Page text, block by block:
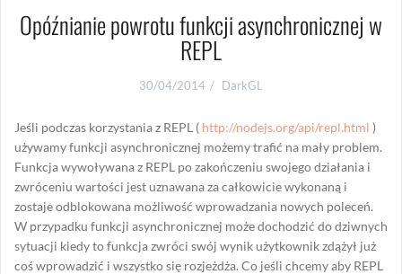
Opóźnianie powrotu funkcji asynchronicznej w
REPL
30/04/2014 DarkGL
Jeśli podczas korzystania z REPL ( http://nodejs.org/api/repl.html )
używamy funkcji asynchronicznej możemy trafić na mały problem.
Funkcja wywoływana z REPL po zakończeniu swojego działania i
zwróceniu wartości jest uznawana za całkowicie wykonaną i
zostaje odblokowana możliwość wprowadzania nowych poleceń.
W przypadku funkcji asynchronicznej może dochodzić do dziwnych
sytuacji kiedy to funkcja zwróci swój wynik użytkownik zdążył już
coś wprowadzić i wszystko się rozjeżdża. Co jeśli chcemy aby REPL